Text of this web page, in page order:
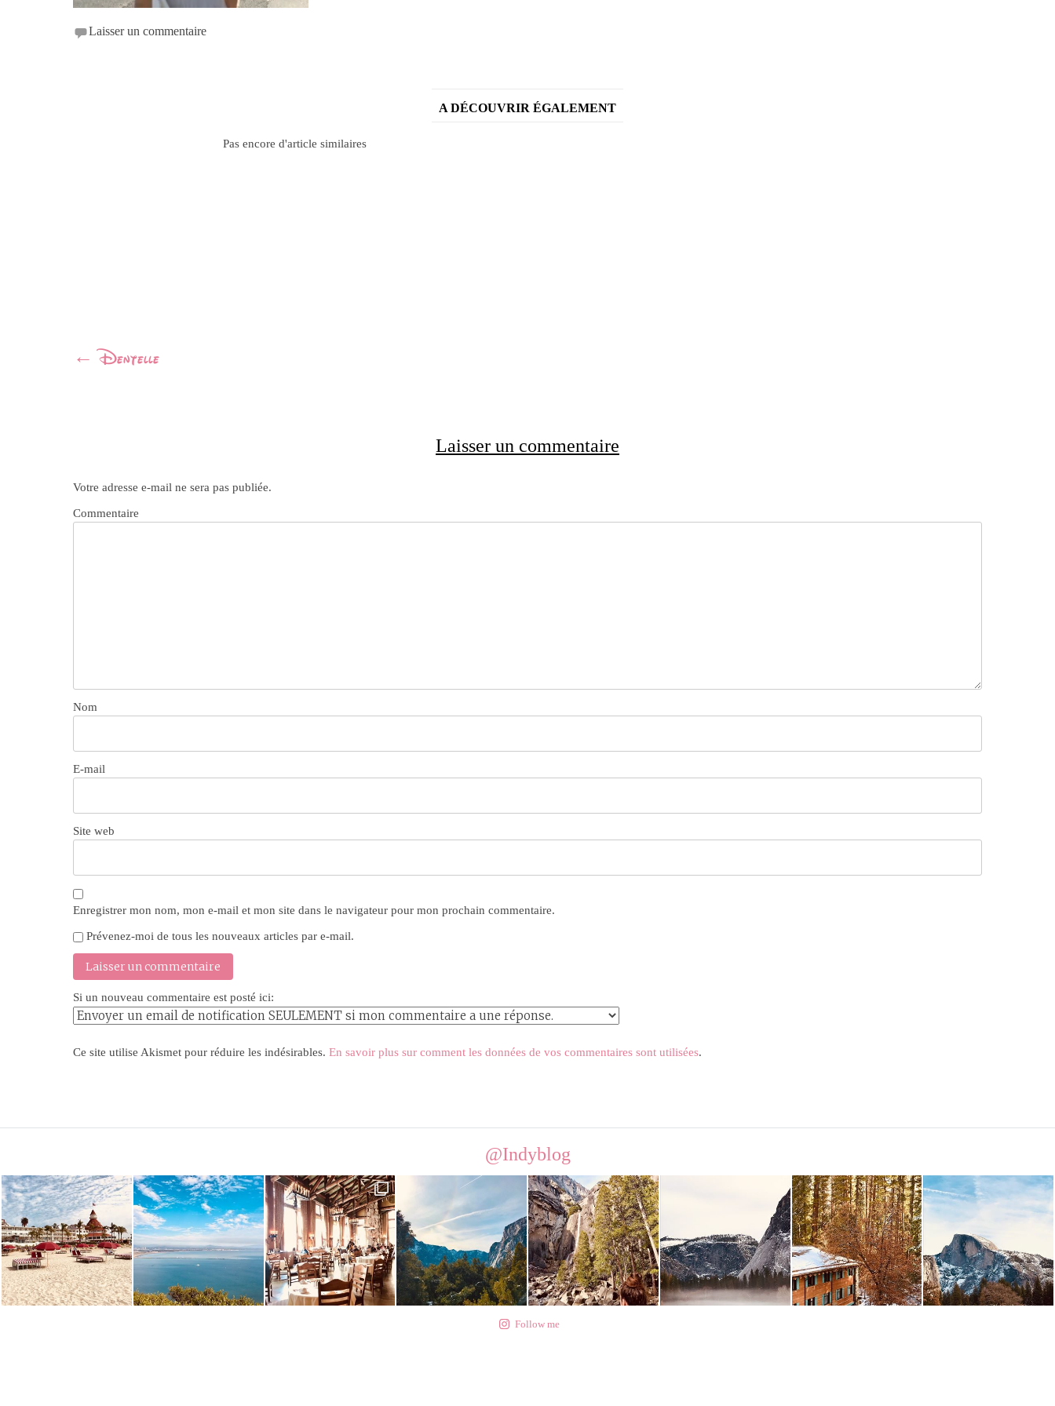
Laisser un commentaire
A DÉCOUVRIR ÉGALEMENT
Pas encore d'article similaires
Navigation
← Dentelle
Laisser un commentaire
Votre adresse e-mail ne sera pas publiée.
Commentaire
Nom
E-mail
Site web
Enregistrer mon nom, mon e-mail et mon site dans le navigateur pour mon prochain commentaire.
Prévenez-moi de tous les nouveaux articles par e-mail.
Si un nouveau commentaire est posté ici:
Ce site utilise Akismet pour réduire les indésirables. En savoir plus sur comment les données de vos commentaires sont utilisées.
@Indyblog
Follow me